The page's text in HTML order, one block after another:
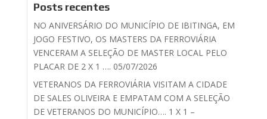
Posts recentes
NO ANIVERSÁRIO DO MUNICÍPIO DE IBITINGA, EM
JOGO FESTIVO, OS MASTERS DA FERROVIÁRIA
VENCERAM A SELEÇÃO DE MASTER LOCAL PELO
PLACAR DE 2 X 1 …. 05/07/2026
VETERANOS DA FERROVIÁRIA VISITAM A CIDADE
DE SALES OLIVEIRA E EMPATAM COM A SELEÇÃO
DE VETERANOS DO MUNICÍPIO…. 1 X 1 –